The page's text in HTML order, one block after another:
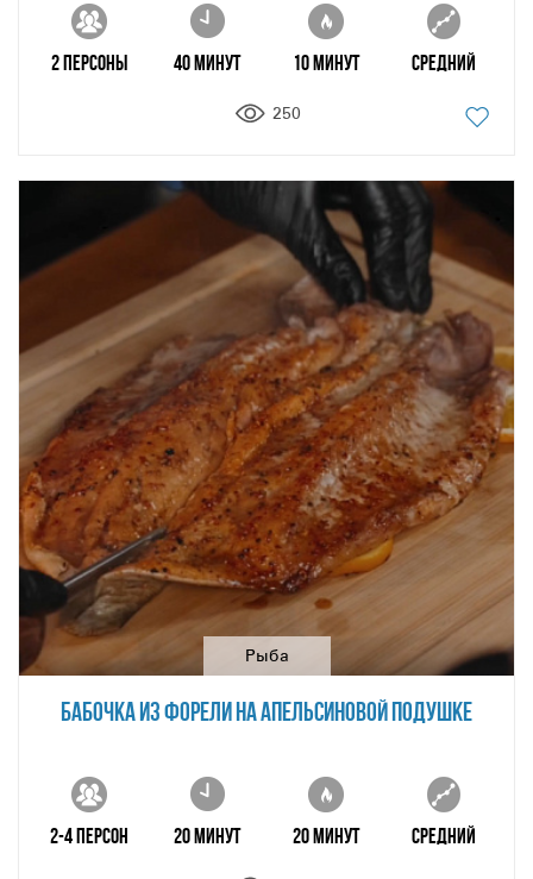
2 персоны 40 минут 10 минут Средний
250
Рыба
БАБОЧКА ИЗ ФОРЕЛИ НА АПЕЛЬСИНОВОЙ ПОДУШКЕ
2-4 персон 20 минут 20 минут Средний